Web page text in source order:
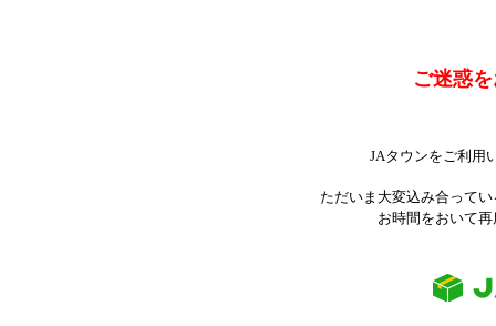
ご迷惑
JAタウンをご利用
ただいま大変込み合って
お時間をおいて